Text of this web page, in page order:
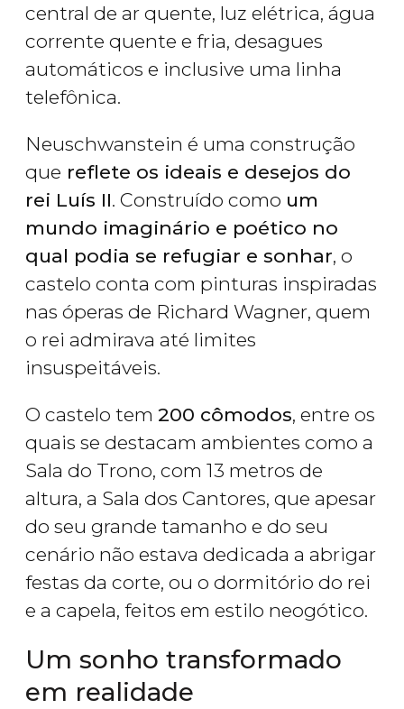
central de ar quente, luz elétrica, água
corrente quente e fria, desagues
automáticos e inclusive uma linha
telefônica.
Neuschwanstein é uma construção
que reflete os ideais e desejos do
rei Luís II. Construído como um
mundo imaginário e poético no
qual podia se refugiar e sonhar, o
castelo conta com pinturas inspiradas
nas óperas de Richard Wagner, quem
o rei admirava até limites
insuspeitáveis.
O castelo tem 200 cômodos, entre os
quais se destacam ambientes como a
Sala do Trono, com 13 metros de
altura, a Sala dos Cantores, que apesar
do seu grande tamanho e do seu
cenário não estava dedicada a abrigar
festas da corte, ou o dormitório do rei
e a capela, feitos em estilo neogótico.
Um sonho transformado
em realidade